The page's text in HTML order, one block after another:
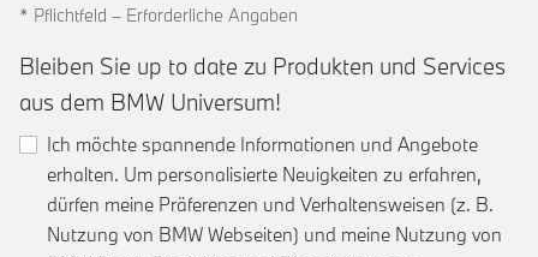
* Pflichtfeld – Erforderliche Angaben
Bleiben Sie up to date zu Produkten und Services
aus dem BMW Universum!
Ich möchte spannende Informationen und Angebote
erhalten. Um personalisierte Neuigkeiten zu erfahren,
dürfen meine Präferenzen und Verhaltensweisen (z. B.
Nutzung von BMW Webseiten) und meine Nutzung von